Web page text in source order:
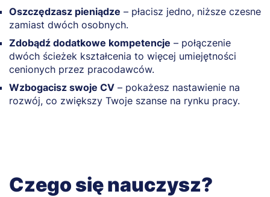
Oszczędzasz pieniądze – płacisz jedno, niższe czesne
zamiast dwóch osobnych.
Zdobądź dodatkowe kompetencje – połączenie
dwóch ścieżek kształcenia to więcej umiejętności
cenionych przez pracodawców.
Wzbogacisz swoje CV – pokażesz nastawienie na
rozwój, co zwiększy Twoje szanse na rynku pracy.
Czego się nauczysz?